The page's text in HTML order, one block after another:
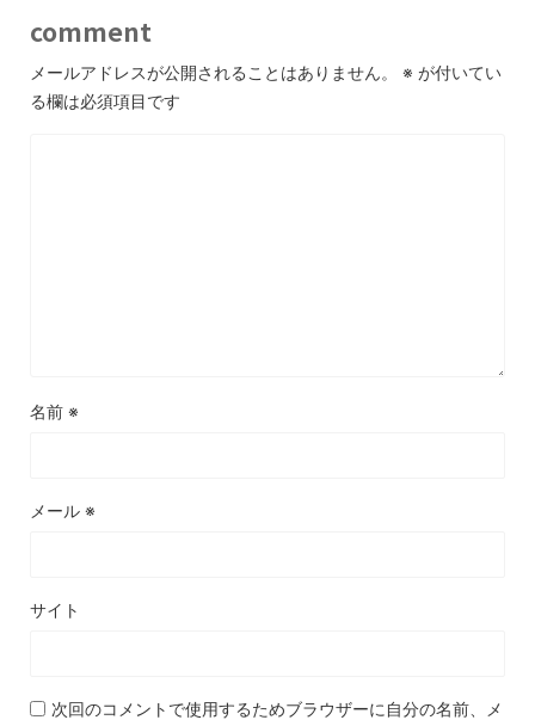
comment
メールアドレスが公開されることはありません。 ※ が付いてい
る欄は必須項目です
名前 ※
メール ※
サイト
次回のコメントで使用するためブラウザーに自分の名前、メ